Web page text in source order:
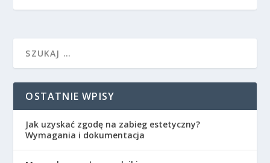
OSTATNIE WPISY
Jak uzyskać zgodę na zabieg estetyczny?
Wymagania i dokumentacja